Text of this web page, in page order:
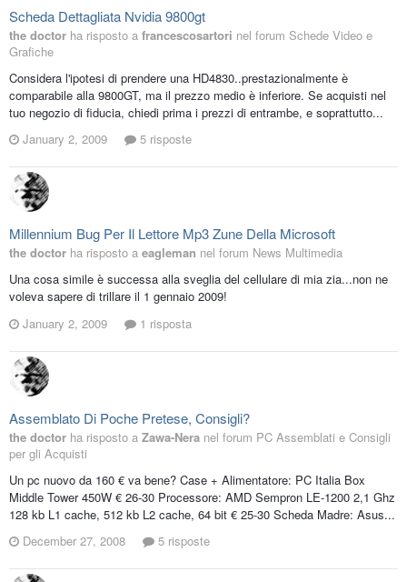
Scheda Dettagliata Nvidia 9800gt
the doctor ha risposto a francescosartori nel forum Schede Video e
Grafiche
Considera l'ipotesi di prendere una HD4830..prestazionalmente è
comparabile alla 9800GT, ma il prezzo medio è inferiore. Se acquisti nel
tuo negozio di fiducia, chiedi prima i prezzi di entrambe, e soprattutto...
January 2, 2009
5 risposte
Millennium Bug Per Il Lettore Mp3 Zune Della Microsoft
the doctor ha risposto a eagleman nel forum News Multimedia
Una cosa simile è successa alla sveglia del cellulare di mia zia...non ne
voleva sapere di trillare il 1 gennaio 2009!
January 2, 2009
1 risposta
Assemblato Di Poche Pretese, Consigli?
the doctor ha risposto a Zawa-Nera nel forum PC Assemblati e Consigli
per gli Acquisti
Un pc nuovo da 160 € va bene? Case + Alimentatore: PC Italia Box
Middle Tower 450W € 26-30 Processore: AMD Sempron LE-1200 2,1 Ghz
128 kb L1 cache, 512 kb L2 cache, 64 bit € 25-30 Scheda Madre: Asus...
December 27, 2008
5 risposte